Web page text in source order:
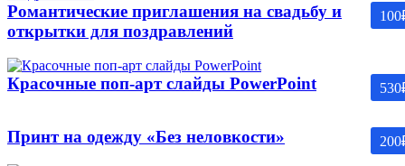
100
Романтические приглашения на свадьбу и
открытки для поздравлений
530
Красочные поп-арт слайды PowerPoint
200
Принт на одежду «Без неловкости»